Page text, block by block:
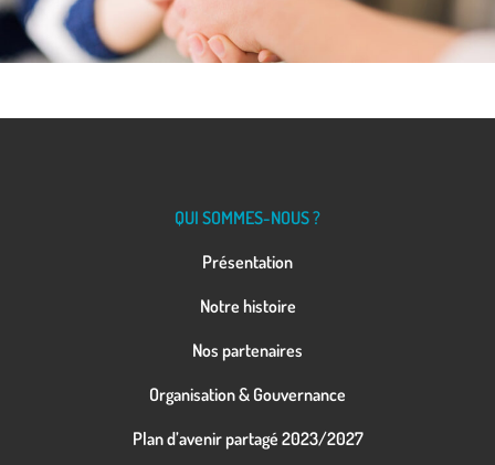
QUI SOMMES-NOUS ?
Présentation
Notre histoire
Nos partenaires
Organisation & Gouvernance
Plan d’avenir partagé 2023/2027